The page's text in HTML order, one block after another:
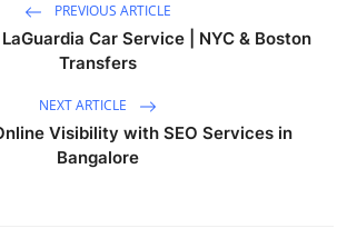
PREVIOUS ARTICLE
Car Service | NYC & Boston
Transfers
NEXT ARTICLE
Visibility with SEO Services in
Bangalore